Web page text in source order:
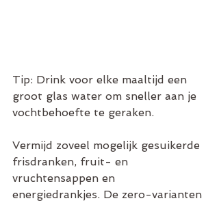
Tip: Drink voor elke maaltijd een
groot glas water om sneller aan je
vochtbehoefte te geraken.
Vermijd zoveel mogelijk gesuikerde
frisdranken, fruit- en
vruchtensappen en
energiedrankjes. De zero-varianten